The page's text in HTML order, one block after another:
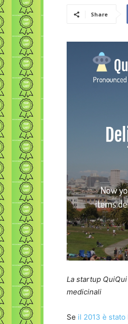
Share
La startup
medicinali
Se il 2013 è stato